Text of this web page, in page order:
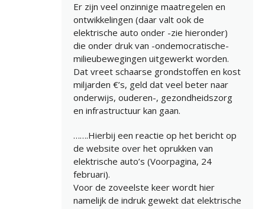
Er zijn veel onzinnige maatregelen en
ontwikkelingen (daar valt ook de
elektrische auto onder -zie hieronder)
die onder druk van -ondemocratische-
milieubewegingen uitgewerkt worden.
Dat vreet schaarse grondstoffen en kost
miljarden €’s, geld dat veel beter naar
onderwijs, ouderen-, gezondheidszorg
en infrastructuur kan gaan.
…….Hierbij een reactie op het bericht op
de website over het oprukken van
elektrische auto’s (Voorpagina, 24
februari).
Voor de zoveelste keer wordt hier
namelijk de indruk gewekt dat elektrische